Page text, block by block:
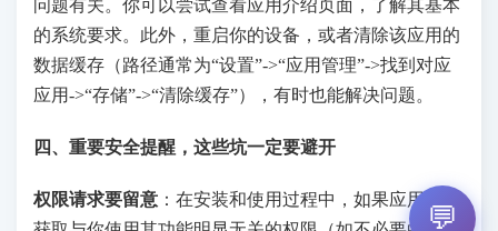
问题有关。你可以尝试查看应用介绍页面，了解其基本
的系统要求。此外，重启你的设备，或者清除该应用的
数据缓存（路径通常为“设置”->“应用管理”->找到对应
应用->“存储”->“清除缓存”），有时也能解决问题。
四、重要安全提醒，这些坑一定要避开
权限请求要留意 ：在安装和使用过程中，如果应用请求
💬